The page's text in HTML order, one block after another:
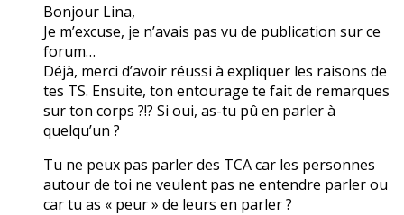
Bonjour Lina,
Je m’excuse, je n’avais pas vu de publication sur ce
forum…
Déjà, merci d’avoir réussi à expliquer les raisons de
tes TS. Ensuite, ton entourage te fait de remarques
sur ton corps ?!? Si oui, as-tu pû en parler à
quelqu’un ?
Tu ne peux pas parler des TCA car les personnes
autour de toi ne veulent pas ne entendre parler ou
car tu as « peur » de leurs en parler ?